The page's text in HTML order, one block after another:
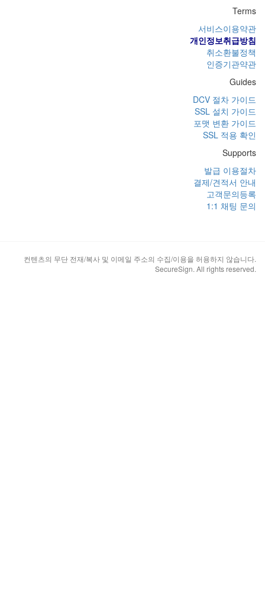
Terms
서비스이용약관
개인정보취급방침
취소환불정책
인증기관약관
Guides
DCV 절차 가이드
SSL 설치 가이드
포맷 변환 가이드
SSL 적용 확인
Supports
발급 이용절차
결제/견적서 안내
고객문의등록
1:1 채팅 문의
컨텐츠의 무단 전재/복사 및 이메일 주소의 수집/이용을 허용하지 않습니다.
SecureSign. All rights reserved.